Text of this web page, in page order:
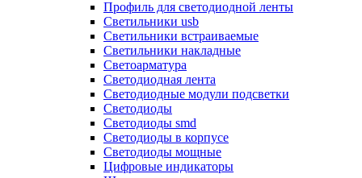
Профиль для светодиодной ленты
Светильники usb
Светильники встраиваемые
Светильники накладные
Светоарматура
Светодиодная лента
Светодиодные модули подсветки
Светодиоды
Светодиоды smd
Светодиоды в корпусе
Светодиоды мощные
Цифровые индикаторы